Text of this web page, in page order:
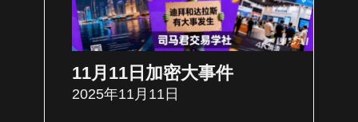
11月11日加密大事件
2025年11月11日